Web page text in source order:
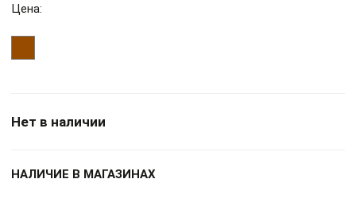
Цена:
Нет в наличии
НАЛИЧИЕ В МАГАЗИНАХ